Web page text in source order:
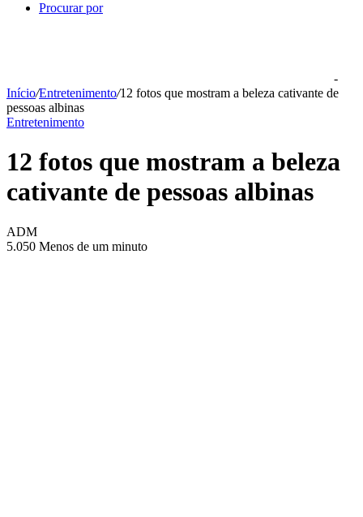
Procurar por
-
Início/Entretenimento/12 fotos que mostram a beleza cativante de
pessoas albinas
Entretenimento
12 fotos que mostram a beleza
cativante de pessoas albinas
ADM
5.050 Menos de um minuto